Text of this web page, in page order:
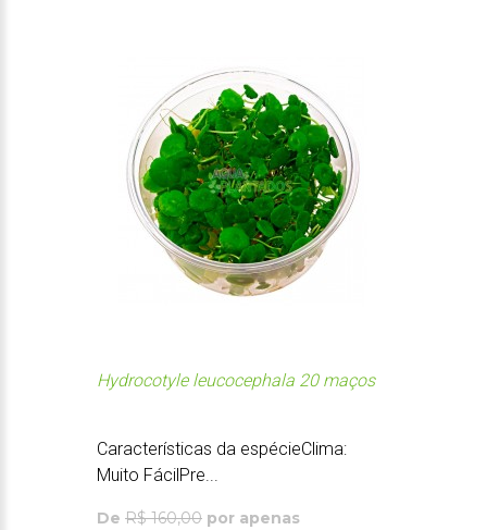
Hydrocotyle leucocephala 20 maços
Características da espécieClima:
Muito FácilPre...
De R$ 160,00 por apenas